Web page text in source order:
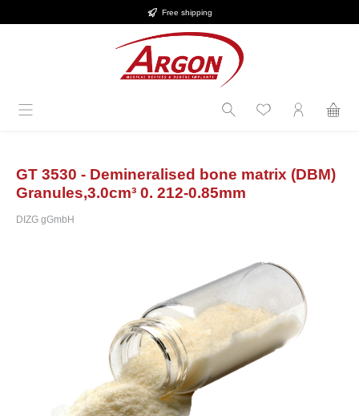
Free shipping
GT 3530 - Demineralised bone matrix (DBM)
Granules,3.0cm³ 0. 212-0.85mm
DIZG gGmbH